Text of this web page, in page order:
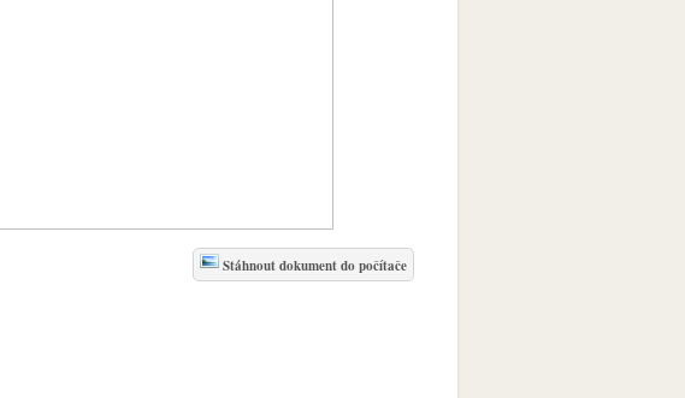
Stáhnout dokument do počítače